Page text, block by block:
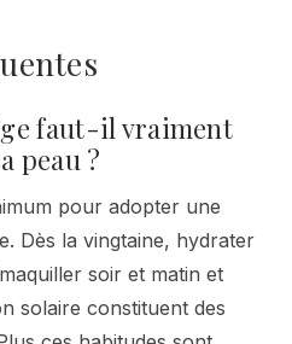
faut-il vraiment
peau ?
pour adopter une
Dès la vingtaine, hydrater
soir et matin et
solaire constituent des